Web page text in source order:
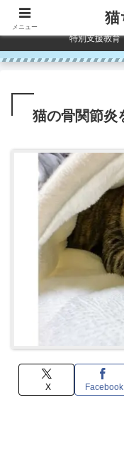
コンテンツへス
特別支援教
猫の骨関節炎
X Facebook
メニュー
猫